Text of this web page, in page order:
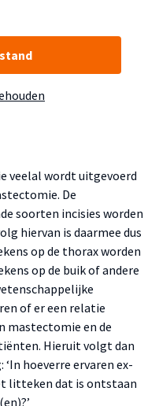
veelal wordt uitgevoerd
De
soorten incisies worden
hiervan is daarmee dus
op de thorax worden
op de buik of andere
of er een relatie
mastectomie en de
Hieruit volgt dan
hoeverre ervaren ex-
litteken dat is ontstaan